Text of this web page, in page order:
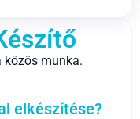
közös munka.
elkészítése?